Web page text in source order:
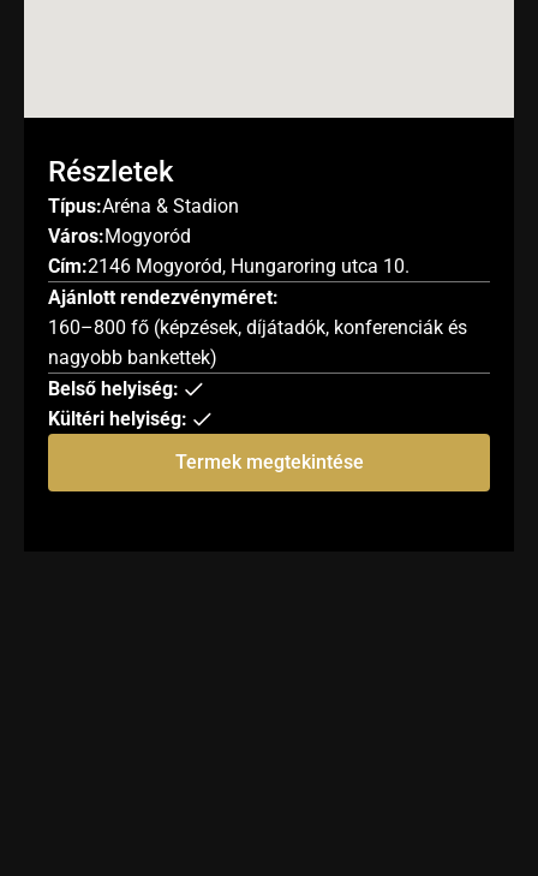
Részletek
Típus:Aréna & Stadion
Város:Mogyoród
Cím:2146 Mogyoród, Hungaroring utca 10.
Ajánlott rendezvényméret:
160–800 fő (képzések, díjátadók, konferenciák és
nagyobb bankettek)
Belső helyiség:
Kültéri helyiség:
Termek megtekintése